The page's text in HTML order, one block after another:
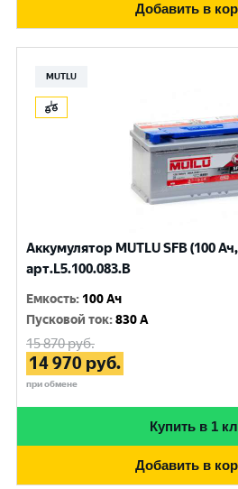
Добавить в
MUTLU
Аккумулятор MUTLU SFB (100
арт.L5.100.083.B
Емкость: 100 Ач
Пусковой ток:830 A
15 870руб.
14 970 руб.
при обмене
Купить в 1
Добавить в